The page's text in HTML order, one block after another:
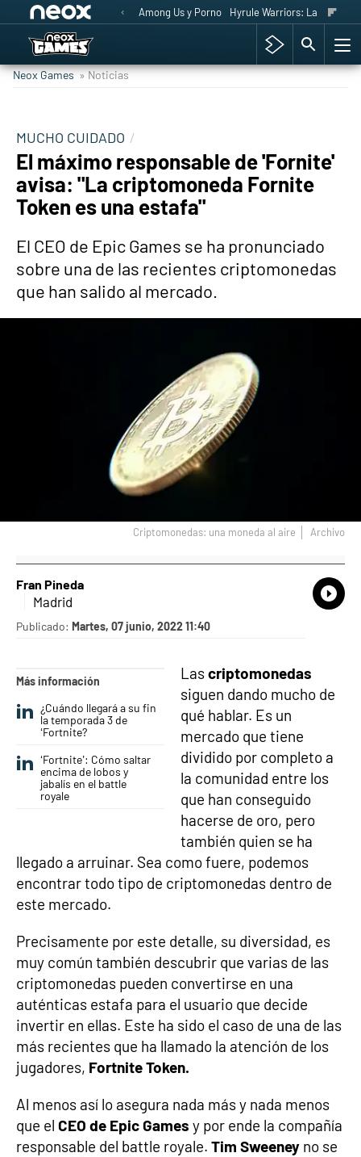
Among Us y Porno Hyrule Warriors: La Era del
Neox Games » Noticias
MUCHO CUIDADO
El máximo responsable de 'Fornite'
avisa: "La criptomoneda Fornite
Token es una estafa"
El CEO de Epic Games se ha pronunciado
sobre una de las recientes criptomonedas
que han salido al mercado.
Criptomonedas: una moneda al aire Archivo
Fran Pineda
Madrid
Publicado: Martes, 07 junio, 2022 11:40
Más información
¿Cuándo llegará a su fin
la temporada 3 de
‘Fortnite?
‘Fortnite’: Cómo saltar
encima de lobos y
jabalís en el battle
royale
Lascriptomonedas
siguen dando mucho de
qué hablar. Es un
mercado que tiene
dividido por completo a
la comunidad entre los
que han conseguido
hacerse de oro, pero
también quien se ha
llegado a arruinar. Sea como fuere, podemos
encontrar todo tipo de criptomonedas dentro de
este mercado.
Precisamente por este detalle, su diversidad, es
muy común también descubrir que varias de las
criptomonedas pueden convertirse en una
auténticas estafa para el usuario que decide
invertir en ellas. Este ha sido el caso de una de las
más recientes que ha llamado la atención de los
jugadores, Fortnite Token.
Al menos así lo asegura nada más y nada menos
que el CEO de Epic Games y por ende la compañía
responsable del battle royale. Tim Sweeney no se